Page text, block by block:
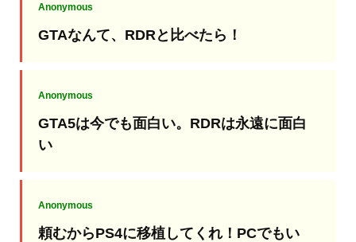
Anonymous
GTAなんて、RDRと比べたら！
Anonymous
GTA5は今でも面白い。RDRは永遠に面白
い
Anonymous
頼むからPS4に移植してくれ！PCでもい